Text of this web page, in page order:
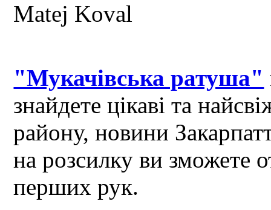
"Мукачівська ратуша"
знайдете цікаві та
району, новини
на розсилку ви зможете
перших рук.